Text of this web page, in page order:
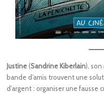
Justine (Sandrine Kiberlain), son
bande d’amis trouvent une
d’argent : organiser une fausse